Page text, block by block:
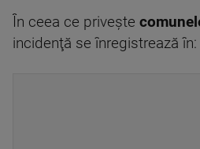
În ceea ce priveşte
incidenţă se înregistrează în: